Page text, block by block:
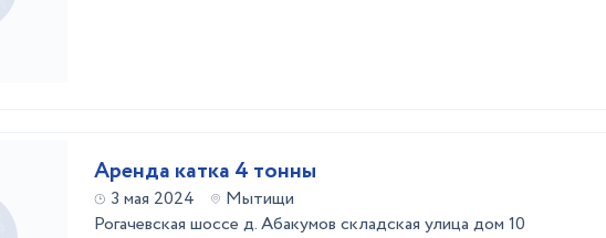
Аренда катка 4 тонны
3 мая 2024
Мытищи
Рогачевская шоссе д. Абакумов складская улица дом 10